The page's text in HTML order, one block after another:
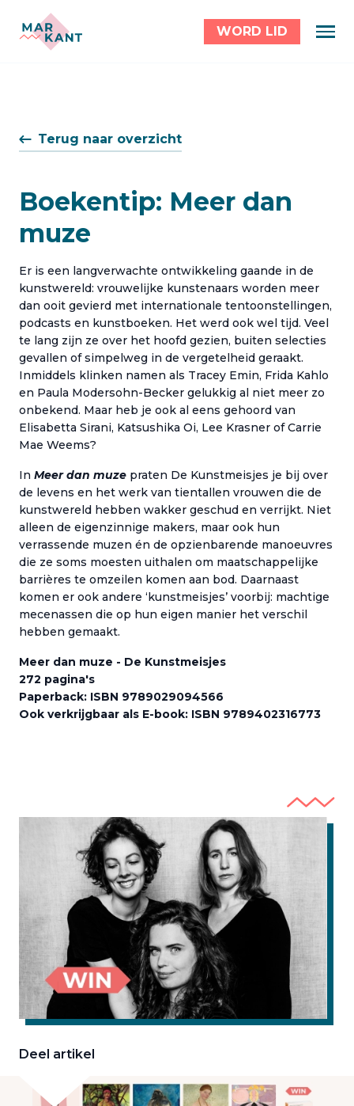
WORD LID
Terug naar overzicht
Boekentip: Meer dan
muze
Er is een langverwachte ontwikkeling gaande in de
kunstwereld: vrouwelijke kunstenaars worden meer
dan ooit gevierd met internationale tentoonstellingen,
podcasts en kunstboeken. Het werd ook wel tijd. Veel
te lang zijn ze over het hoofd gezien, buiten selecties
gevallen of simpelweg in de vergetelheid geraakt.
Inmiddels klinken namen als Tracey Emin, Frida Kahlo
en Paula Modersohn-Becker gelukkig al niet meer zo
onbekend. Maar heb je ook al eens gehoord van
Elisabetta Sirani, Katsushika Oi, Lee Krasner of Carrie
Mae Weems?
In Meer dan muze praten De Kunstmeisjes je bij over
de levens en het werk van tientallen vrouwen die de
kunstwereld hebben wakker geschud en verrijkt. Niet
alleen de eigenzinnige makers, maar ook hun
verrassende muzen én de opzienbarende manoeuvres
die ze soms moesten uithalen om maatschappelijke
barrières te omzeilen komen aan bod. Daarnaast
komen er ook andere ‘kunstmeisjes’ voorbij: machtige
mecenassen die op hun eigen manier het verschil
hebben gemaakt.
Meer dan muze - De Kunstmeisjes
272 pagina's
Paperback: ISBN 9789029094566
Ook verkrijgbaar als E-book: ISBN 9789402316773
Deel artikel